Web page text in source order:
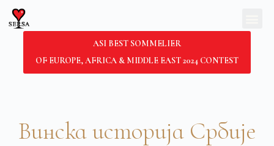
S
k
ASI BEST SOMMELIER
OF EUROPE, AFRICA & MIDDLE EAST 2024 CONTEST
Винска историја Србије